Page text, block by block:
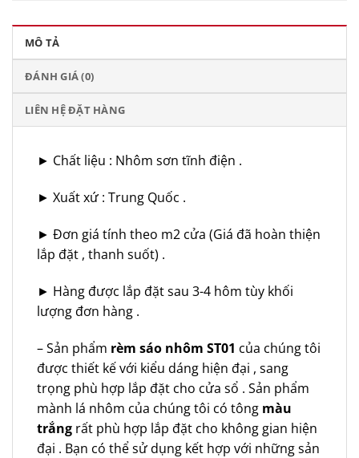
MÔ TẢ
ĐÁNH GIÁ (0)
LIÊN HỆ ĐẶT HÀNG
► Chất liệu : Nhôm sơn tĩnh điện .
► Xuất xứ : Trung Quốc .
► Đơn giá tính theo m2 cửa (Giá đã hoàn thiện
lắp đặt , thanh suốt) .
► Hàng được lắp đặt sau 3-4 hôm tùy khối
lượng đơn hàng .
– Sản phẩm rèm sáo nhôm ST01 của chúng tôi
được thiết kế với kiểu dáng hiện đại , sang
trọng phù hợp lắp đặt cho cửa sổ . Sản phẩm
mành lá nhôm của chúng tôi có tông màu
trắng rất phù hợp lắp đặt cho không gian hiện
đại . Bạn có thể sử dụng kết hợp với những sản